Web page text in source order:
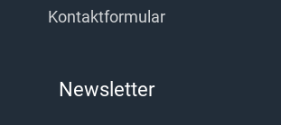
Kontaktformular
Newsletter